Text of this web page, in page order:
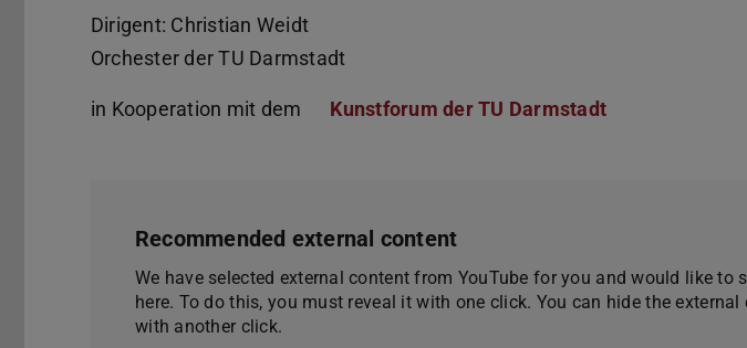
Dirigent: Christian Weidt
Orchester der TU Darmstadt
in Kooperation mit dem Kunstforum der TU Darmstadt
Recommended external content
We have selected external content from YouTube for you and would like to
here. To do this, you must reveal it with one click. You can hide the
with another click.